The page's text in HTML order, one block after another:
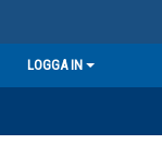
LOGGA IN